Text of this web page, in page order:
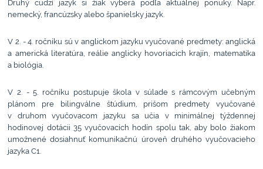
Druhý cudzí jazyk si žiak vyberá podľa aktuálnej ponuky. Napr.
nemecký, francúzsky alebo španielsky jazyk.
V 2. - 4. ročníku sú v anglickom jazyku vyučované predmety: anglická
a americká literatúra, reálie anglicky hovoriacich krajín, matematika
a biológia.
V 2. - 5. ročníku postupuje škola v súlade s rámcovým učebným
plánom pre bilingválne štúdium, prišom predmety vyučované
v druhom vyučovacom jazyku sa učia v minimálnej týždennej
hodinovej dotácii 35 vyučovacích hodín spolu tak, aby bolo žiakom
umožnené dosiahnuť komunikačnú úroveň druhého vyučovacieho
jazyka C1.